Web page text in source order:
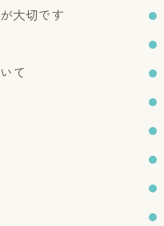
大切です
て